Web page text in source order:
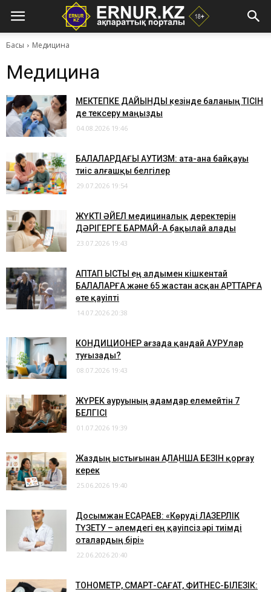
Басы Медицина
Медицина
МЕКТЕПКЕ ДАЙЫНДЫҚ кезінде баланың ТІСІН
де тексеру маңызды
04.08.2026 19:46
​БАЛАЛАРДАҒЫ АУТИЗМ: ата-ана байқауы
тиіс алғашқы белгілер
29.07.2026 19:54
​ЖҮКТІ ӘЙЕЛ медициналық деректерін
ДӘРІГЕРГЕ БАРМАЙ-АҚ бақылай алады
23.07.2026 19:43
АПТАП ЫСТЫҚ ең алдымен кішкентай
БАЛАЛАРҒА және 65 жастан асқан ҚАРТТАРҒА
өте қауіпті
14.07.2026 20:38
​КОНДИЦИОНЕР ағзада қандай АУРУлар
туғызады?
08.07.2026 19:43
ЖҮРЕК ауруының адамдар елемейтін 7
БЕЛГІСІ
01.07.2026 19:39
​Жаздың ыстығынан ҚАЛҚАНША БЕЗІН қорғау
керек
25.06.2026 19:40
​Досымжан ЕСҚАРАЕВ: «Көруді ЛАЗЕРЛІК
ТҮЗЕТУ – әлемдегі ең қауіпсіз әрі тиімді
оталардың бірі»
22.06.2026 20:40
​ТОНОМЕТР, СМАРТ-САҒАТ, ФИТНЕС-БІЛЕЗІК: